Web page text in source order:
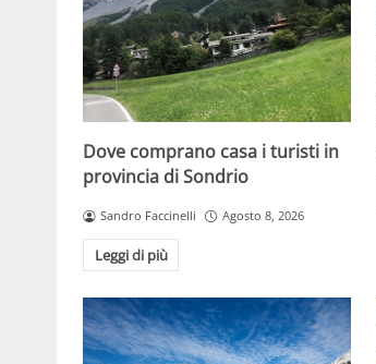
Dove comprano casa i turisti in
provincia di Sondrio
Sandro Faccinelli Agosto 8, 2026
Leggi di più